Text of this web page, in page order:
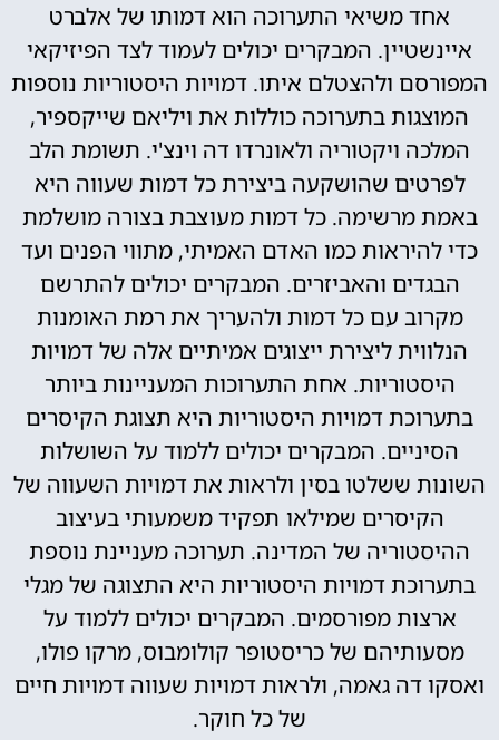
אחד משיאי התערוכה הוא דמותו של אלברט
איינשטיין. המבקרים יכולים לעמוד לצד הפיזיקאי
המפורסם ולהצטלם איתו. דמויות היסטוריות נוספות
המוצגות בתערוכה כוללות את ויליאם שייקספיר,
המלכה ויקטוריה ולאונרדו דה וינצ'י. תשומת הלב
לפרטים שהושקעה ביצירת כל דמות שעווה היא
באמת מרשימה. כל דמות מעוצבת בצורה מושלמת
כדי להיראות כמו האדם האמיתי, מתווי הפנים ועד
הבגדים והאביזרים. המבקרים יכולים להתרשם
מקרוב עם כל דמות ולהעריך את רמת האומנות
הנלווית ליצירת ייצוגים אמיתיים אלה של דמויות
היסטוריות. אחת התערוכות המעניינות ביותר
בתערוכת דמויות היסטוריות היא תצוגת הקיסרים
הסיניים. המבקרים יכולים ללמוד על השושלות
השונות ששלטו בסין ולראות את דמויות השעווה של
הקיסרים שמילאו תפקיד משמעותי בעיצוב
ההיסטוריה של המדינה. תערוכה מעניינת נוספת
בתערוכת דמויות היסטוריות היא התצוגה של מגלי
ארצות מפורסמים. המבקרים יכולים ללמוד על
מסעותיהם של כריסטופר קולומבוס, מרקו פולו,
ואסקו דה גאמה, ולראות דמויות שעווה דמויות חיים
של כל חוקר.